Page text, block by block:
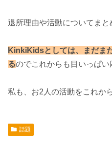
退所理由や活動についてまと
KinkiKidsとしては、まだま
るのでこれからも目いっぱい
私も、お2人の活動をこれか
話題